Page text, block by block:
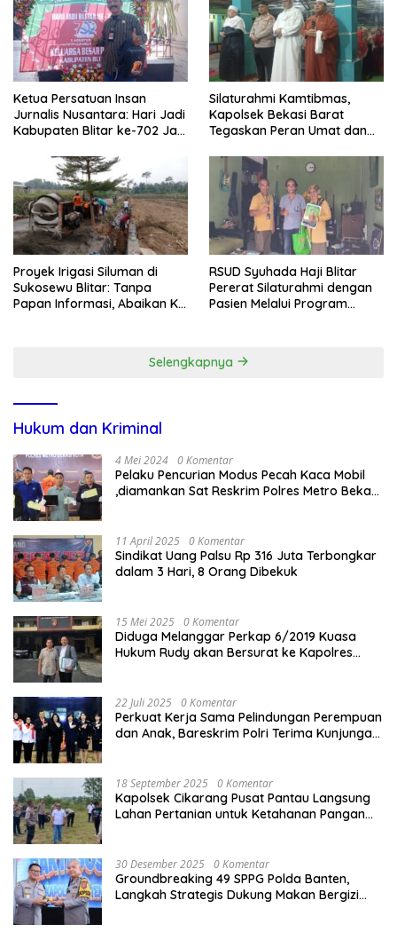
Ketua Persatuan Insan
Jurnalis Nusantara: Hari Jadi
Kabupaten Blitar ke-702 Jadi
Pembangunan
Silaturahmi Kamtibmas,
Kapolsek Bekasi Barat
Tegaskan Peran Umat dan
Kondusivitas Wilayah
Proyek Irigasi Siluman di
Sukosewu Blitar: Tanpa
Papan Informasi, Abaikan K3,
RSUD Syuhada Haji Blitar
Pererat Silaturahmi dengan
Pasien Melalui Program
Selengkapnya
Hukum dan Kriminal
4 Mei 2024 0 Komentar
Pelaku Pencurian Modus Pecah Kaca Mobil
,diamankan Sat Reskrim Polres Metro Bekasi
11 April 2025 0 Komentar
Sindikat Uang Palsu Rp 316 Juta Terbongkar
dalam 3 Hari, 8 Orang Dibekuk
15 Mei 2025 0 Komentar
Diduga Melanggar Perkap 6/2019 Kuasa
Hukum Rudy akan Bersurat ke Kapolres
22 Juli 2025 0 Komentar
Perkuat Kerja Sama Pelindungan Perempuan
dan Anak, Bareskrim Polri Terima Kunjungan
18 September 2025 0 Komentar
Kapolsek Cikarang Pusat Pantau Langsung
Lahan Pertanian untuk Ketahanan Pangan
30 Desember 2025 0 Komentar
Groundbreaking 49 SPPG Polda Banten,
Langkah Strategis Dukung Makan Bergizi